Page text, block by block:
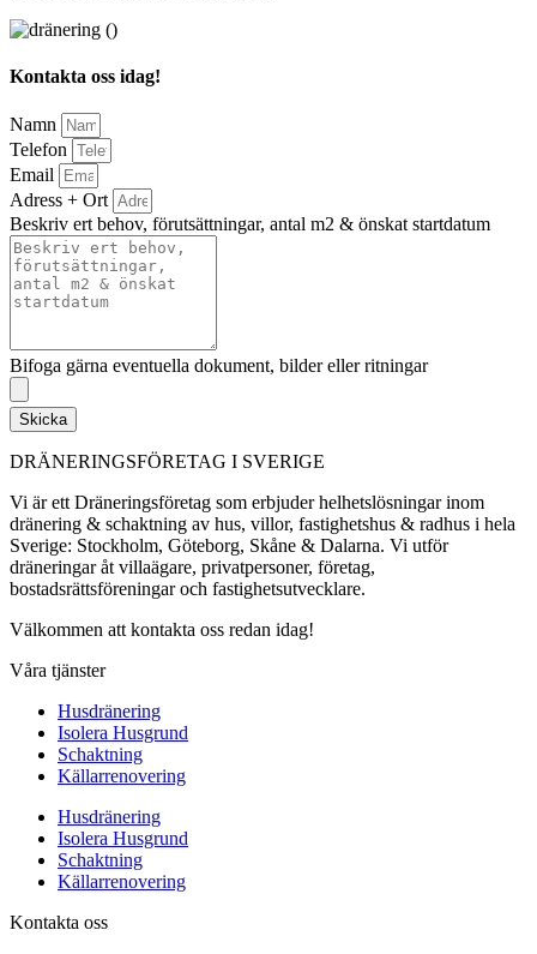
Kontakta oss idag!
Namn
Telefon
Email
Adress + Ort
Beskriv ert behov, förutsättningar, antal m2 & önskat startdatum
Bifoga gärna eventuella dokument, bilder eller ritningar
Skicka
DRÄNERINGSFÖRETAG I SVERIGE
Vi är ett Dräneringsföretag som erbjuder helhetslösningar inom
dränering & schaktning av hus, villor, fastighetshus & radhus i hela
Sverige: Stockholm, Göteborg, Skåne & Dalarna. Vi utför
dräneringar åt villaägare, privatpersoner, företag,
bostadsrättsföreningar och fastighetsutvecklare.
Välkommen att kontakta oss redan idag!
Våra tjänster
Husdränering
Isolera Husgrund
Schaktning
Källarrenovering
Husdränering
Isolera Husgrund
Schaktning
Källarrenovering
Kontakta oss